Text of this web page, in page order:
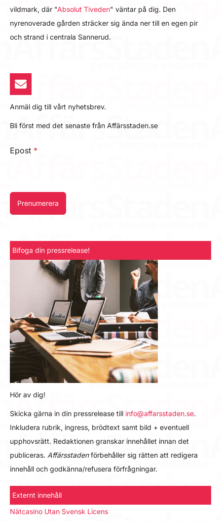
vildmark, där "Absolut Tiveden" väntar på dig. Den
nyrenoverade gården sträcker sig ända ner till en egen pir
och strand i centrala Sannerud.
Anmäl dig till vårt nyhetsbrev.
Bli först med det senaste från Affärsstaden.se
Epost *
Prenumerera
Bifoga din pressrelease!
Hör av dig!
Skicka gärna in din pressrelease till info@affarsstaden.se.
Inkludera rubrik, ingress, brödtext samt bild + eventuell
upphovsrätt. Redaktionen granskar innehållet innan det
publiceras. Affärsstadenförbehåller sig rätten att redigera
innehåll och godkänna/refusera förfrågningar.
Externt innehåll
Nätcasino Utan Svensk Licens